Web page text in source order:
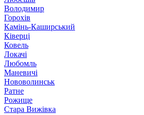
Володимир
Горохів
Камінь-Каширський
Ківерці
Ковель
Локачі
Любомль
Маневичі
Нововолинськ
Ратне
Рожище
Стара Вижівка